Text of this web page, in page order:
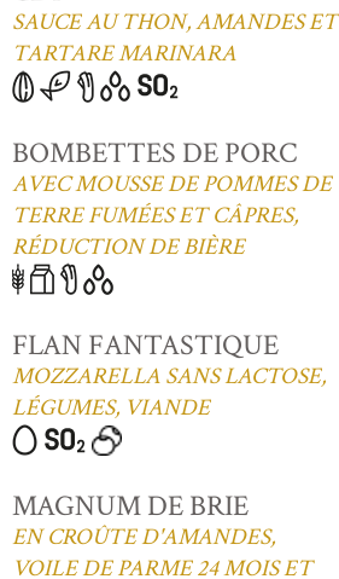
SAUCE AU THON, AMANDES ET
TARTARE MARINARA
BOMBETTES DE PORC
AVEC MOUSSE DE POMMES DE
TERRE FUMÉES ET CÂPRES,
RÉDUCTION DE BIÈRE
FLAN FANTASTIQUE
MOZZARELLA SANS LACTOSE,
LÉGUMES, VIANDE
MAGNUM DE BRIE
EN CROÛTE D'AMANDES,
VOILE DE PARME 24 MOIS ET